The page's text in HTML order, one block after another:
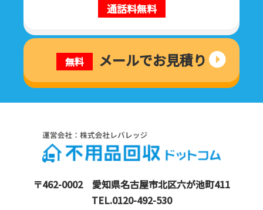
通話料無料
無料 メールでお見積り
〒462-0002
愛知県名古屋市北区六が池町411
TEL.0120-492-530